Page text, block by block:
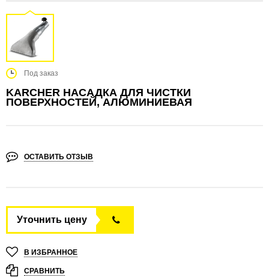
Под заказ
KARCHER НАСАДКА ДЛЯ ЧИСТКИ
ПОВЕРХНОСТЕЙ, АЛЮМИНИЕВАЯ
ОСТАВИТЬ ОТЗЫВ
Уточнить цену
В ИЗБРАННОЕ
СРАВНИТЬ